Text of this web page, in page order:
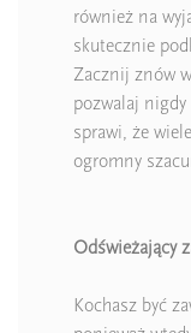
również na
skutecznie
Zacznij znów
pozwalaj
sprawi, że
ogromny
Odświeżający
Kochasz być